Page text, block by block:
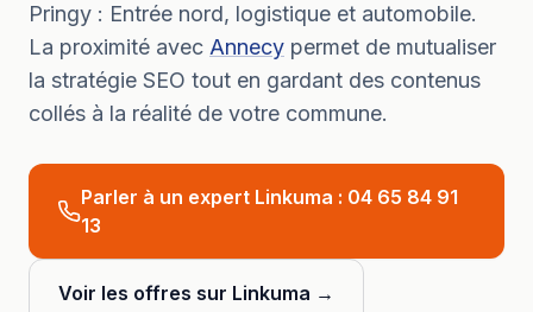
Pringy : Entrée nord, logistique et automobile.
La proximité avec Annecy permet de mutualiser
la stratégie SEO tout en gardant des contenus
collés à la réalité de votre commune.
Parler à un expert Linkuma : 04 65 84 91
13
Voir les offres sur Linkuma →